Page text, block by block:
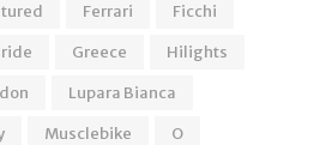
Ferrari
Ficchi
Greece
Hilights
Lupara Bianca
Musclebike
O